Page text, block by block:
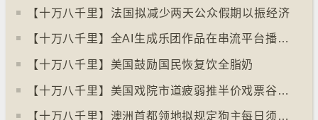
【十万八千里】⁠法国拟减少两天公众假期以振经济
【十万八千里】全AI生成乐团作品在串流平台播放率累积过百万
【十万八千里】美国鼓励国民恢复饮全脂奶
【十万八千里】美国戏院市道疲弱推半价戏票谷生意
【十万八千里】澳洲首都领地拟规定狗主每日须陪狗只三小时